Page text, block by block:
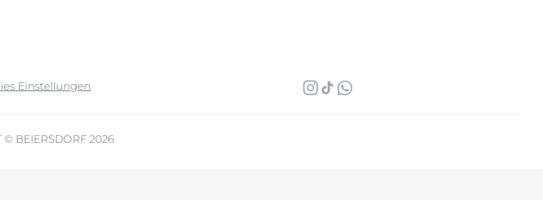
Einstellungen
© BEIERSDORF 2026